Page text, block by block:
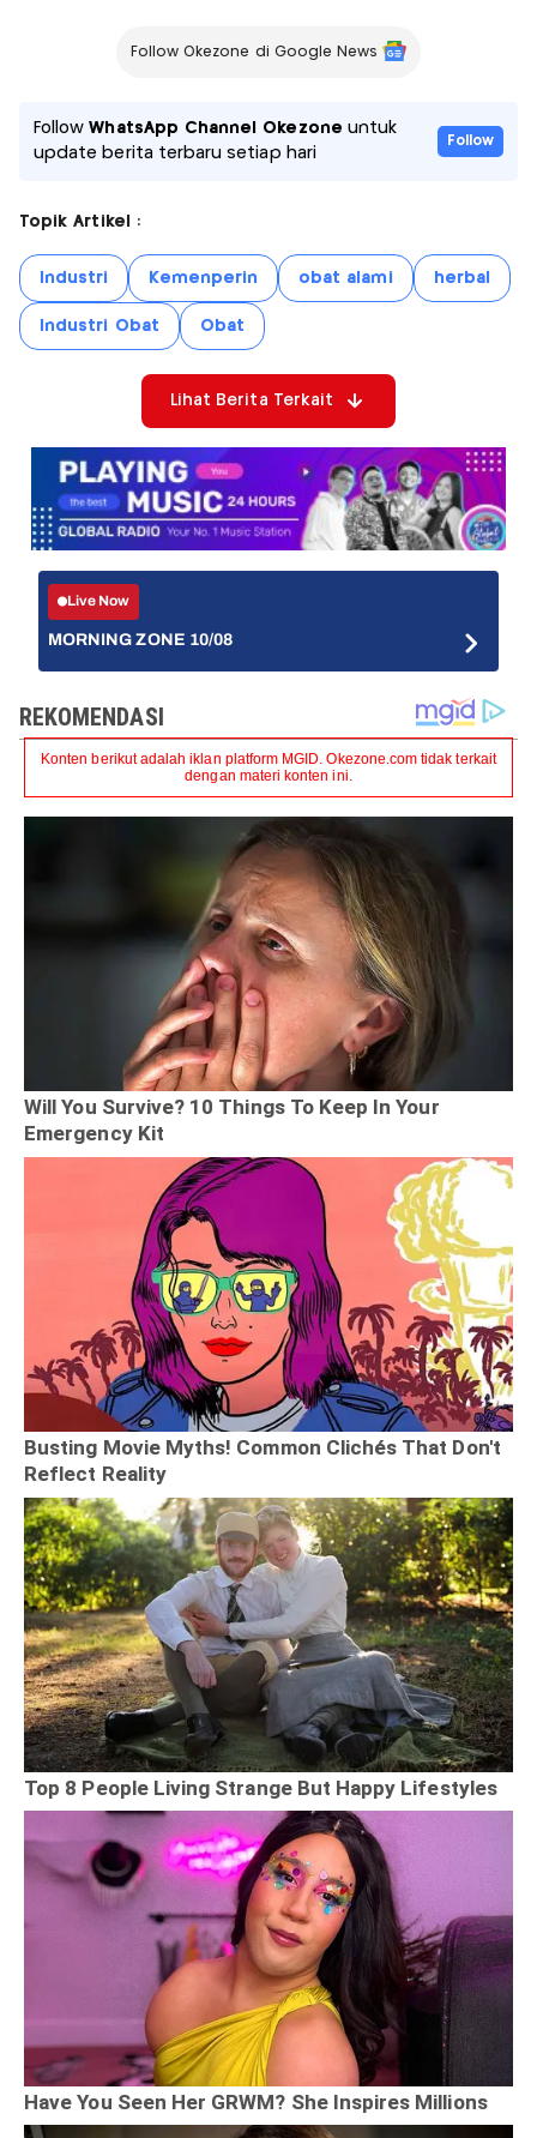
Follow Okezone di Google News
FollowWhatsApp Channel Okezone untuk
update berita terbaru setiap hari
Follow
Topik Artikel :
Industri Kemenperin obat alami herbal
Industri Obat Obat
Lihat Berita Terkait
Live Now
MORNING ZONE 10/08